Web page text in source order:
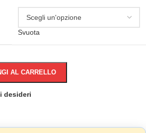
Svuota
AL CARRELLO
desideri